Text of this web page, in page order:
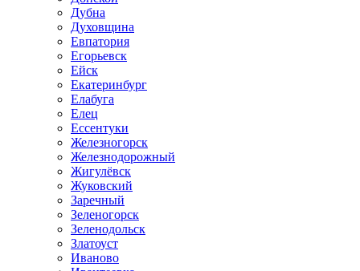
Дубна
Духовщина
Евпатория
Егорьевск
Ейск
Екатеринбург
Елабуга
Елец
Ессентуки
Железногорск
Железнодорожный
Жигулёвск
Жуковский
Заречный
Зеленогорск
Зеленодольск
Златоуст
Иваново